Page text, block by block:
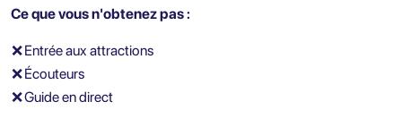
Ce que vous n'obtenez pas :
❌Entrée aux attractions
❌Écouteurs
❌Guide en direct